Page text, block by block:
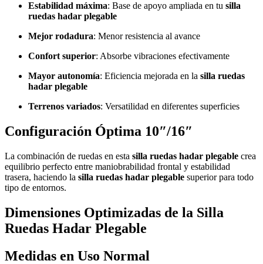
Estabilidad máxima: Base de apoyo ampliada en tu silla
ruedas hadar plegable
Mejor rodadura: Menor resistencia al avance
Confort superior: Absorbe vibraciones efectivamente
Mayor autonomía: Eficiencia mejorada en la silla ruedas
hadar plegable
Terrenos variados: Versatilidad en diferentes superficies
Configuración Óptima 10″/16″
La combinación de ruedas en esta silla ruedas hadar plegable crea
equilibrio perfecto entre maniobrabilidad frontal y estabilidad
trasera, haciendo la silla ruedas hadar plegable superior para todo
tipo de entornos.
Dimensiones Optimizadas de la Silla
Ruedas Hadar Plegable
Medidas en Uso Normal